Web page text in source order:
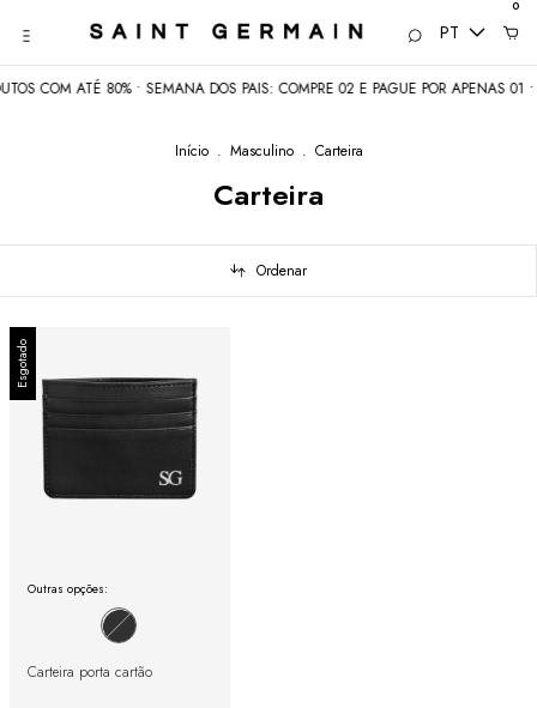
PT
0
COM ATÉ 80% • SEMANA DOS PAIS: COMPRE 02 E PAGUE POR APENAS 01
Início . Masculino . Carteira
Carteira
Ordenar
Esgotado
Outras opções:
Carteira porta cartão